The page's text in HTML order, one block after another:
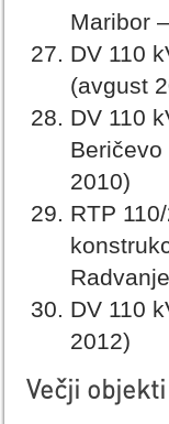
Maribor
DV 110
(avgust
DV 110
2010)
RTP
DV 110
2012)
Večji